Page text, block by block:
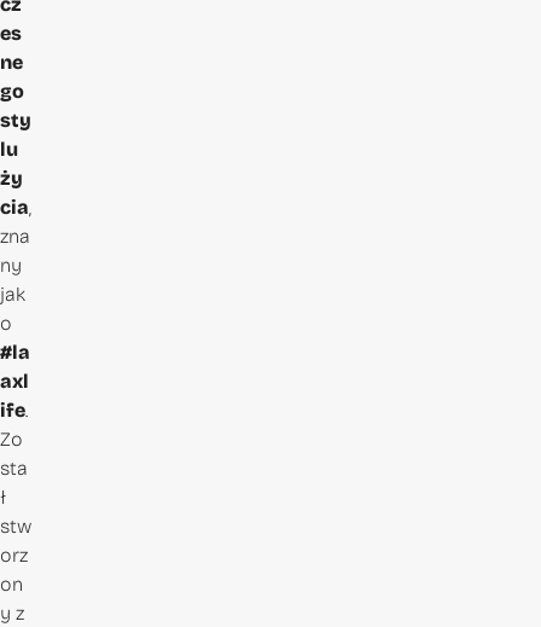
es
ne
go
sty
lu
ży
cia,
zna
ny
jak
o
#la
axl
ife.
Zo
sta
ł
stw
orz
on
y z